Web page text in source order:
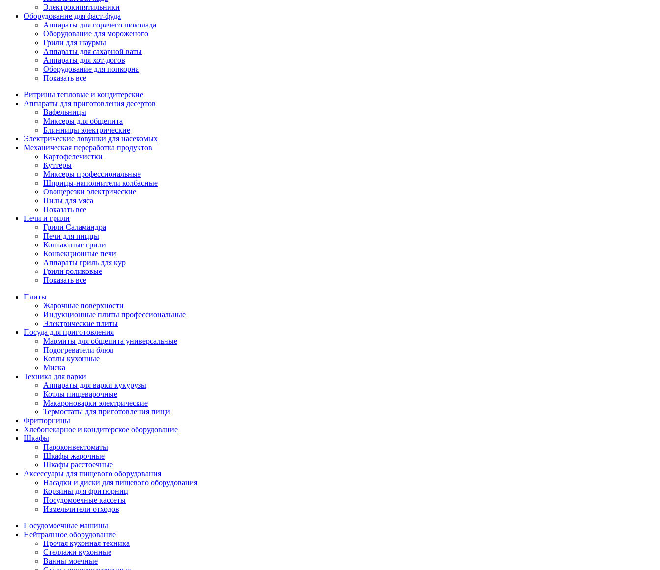
Электрокипятильники
Оборудование для фаст-фуда
Аппараты для горячего шоколада
Оборудование для мороженого
Грили для шаурмы
Аппараты для сахарной ваты
Аппараты для хот-догов
Оборудование для попкорна
Показать все
Витрины тепловые и кондитерские
Аппараты для приготовления десертов
Вафельницы
Миксеры для общепита
Блинницы электрические
Электрические ловушки для насекомых
Механическая переработка продуктов
Картофелечистки
Куттеры
Миксеры профессиональные
Шприцы-наполнители колбасные
Овощерезки электрические
Пилы для мяса
Показать все
Печи и грили
Грили Саламандра
Печи для пиццы
Контактные грили
Конвекционные печи
Аппараты гриль для кур
Грили роликовые
Показать все
Плиты
Жарочные поверхности
Индукционные плиты профессиональные
Электрические плиты
Посуда для приготовления
Мармиты для общепита универсальные
Подогреватели блюд
Котлы кухонные
Миска
Техника для варки
Аппараты для варки кукурузы
Котлы пищеварочные
Макароноварки электрические
Термостаты для приготовления пищи
Фритюрницы
Хлебопекарное и кондитерское оборудование
Шкафы
Пароконвектоматы
Шкафы жарочные
Шкафы расстоечные
Аксессуары для пищевого оборудования
Насадки и диски для пищевого оборудования
Корзины для фритюрниц
Посудомоечные кассеты
Измельчители отходов
Посудомоечные машины
Нейтральное оборудование
Прочая кухонная техника
Стеллажи кухонные
Ванны моечные